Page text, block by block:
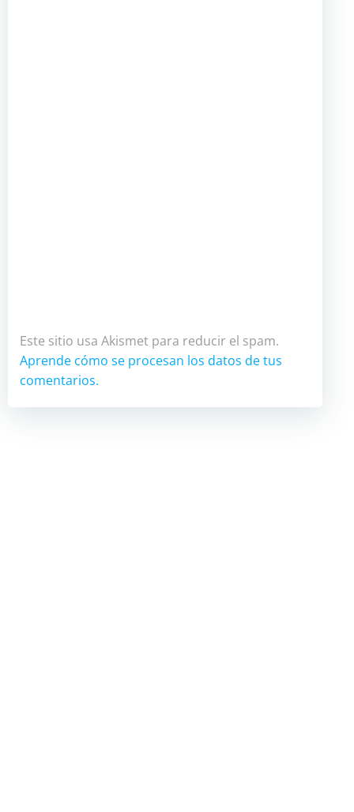
Este sitio usa Akismet para reducir el spam.
Aprende cómo se procesan los datos de tus
comentarios.